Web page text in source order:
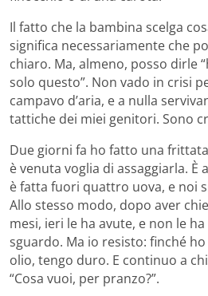
Il fatto che la bambina scelga
significa necessariamente che
chiaro. Ma, almeno, posso dirle
solo questo”. Non vado in crisi
campavo d’aria, e a nulla
tattiche dei miei genitori. Sono
Due giorni fa ho fatto una
è venuta voglia di assaggiarla. È
è fatta fuori quattro uova, e noi
Allo stesso modo, dopo aver
mesi, ieri le ha avute, e non le
sguardo. Ma io resisto: finché
olio, tengo duro. E continuo a
“Cosa vuoi, per pranzo?”.